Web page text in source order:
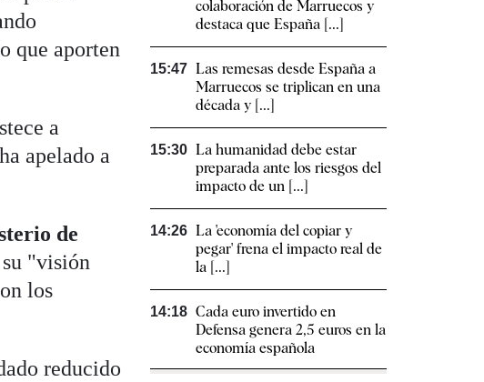
que aporten
a
apelado a
de
"visión
los
reducido
colaboración de Marruecos y
destaca que España [...]
15:47 Las remesas desde España a
Marruecos se triplican en una
década y [...]
15:30 La humanidad debe estar
preparada ante los riesgos del
impacto de un [...]
14:26 La 'economía del copiar y
pegar' frena el impacto real de
la [...]
14:18 Cada euro invertido en
Defensa genera 2,5 euros en la
economía española